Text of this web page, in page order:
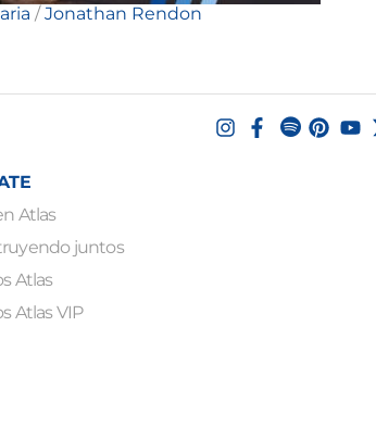
/Jonathan Rendon
Atlas
juntos
Atlas
Atlas VIP